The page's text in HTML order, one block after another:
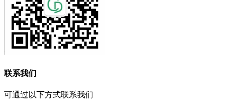
联系我们
可通过以下方式联系我们